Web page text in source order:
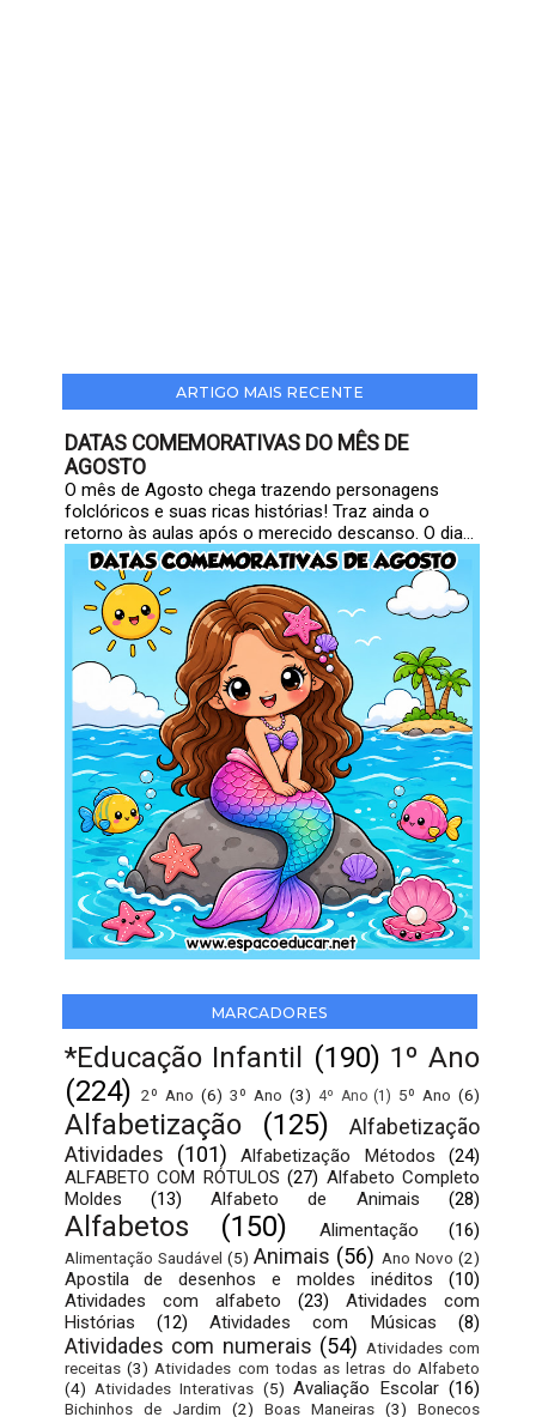
ARTIGO MAIS RECENTE
DATAS COMEMORATIVAS DO MÊS DE
AGOSTO
O mês de Agosto chega trazendo personagens
folclóricos e suas ricas histórias! Traz ainda o
retorno às aulas após o merecido descanso. O dia...
MARCADORES
*Educação Infantil (190) 1º Ano
(224) 2º Ano (6) 3º Ano (3) 4º Ano (1) 5º Ano (6)
Alfabetização (125)
Alfabetização
Atividades
(101) Alfabetização Métodos
(24)
ALFABETO COM RÓTULOS (27) Alfabeto Completo
Moldes
(13) Alfabeto de Animais (28)
Alfabetos (150) Alimentação (16)
Alimentação Saudável (5) Animais (56) Ano Novo (2)
Apostila de desenhos e moldes inéditos
(10)
Atividades com alfabeto
(23)
Atividades com
Histórias
(12) Atividades com Músicas (8)
Atividades com numerais (54) Atividades com
receitas (3) Atividades com todas as letras do Alfabeto
(4) Atividades Interativas (5) Avaliação Escolar (16)
Bichinhos de Jardim (2) Boas Maneiras (3)
Bonecos